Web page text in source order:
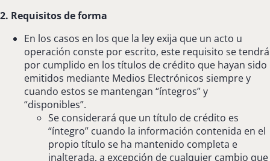
2. Requisitos de forma
En los casos en los que la ley exija que un acto u
operación conste por escrito, este requisito se tendrá
por cumplido en los títulos de crédito que hayan sido
emitidos mediante Medios Electrónicos siempre y
cuando estos se mantengan “íntegros” y
“disponibles”.
Se considerará que un título de crédito es
“íntegro” cuando la información contenida en el
propio título se ha mantenido completa e
inalterada, a excepción de cualquier cambio que